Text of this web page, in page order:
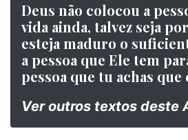
Deus não colocou a
vida ainda, talvez seja
esteja maduro o
a pessoa que Ele tem
pessoa que tu achas que
Ver outros textos deste